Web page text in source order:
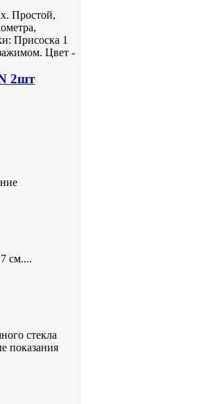
Простой,
Присоска 1
Цвет -
2шт
см....
стекла
показания